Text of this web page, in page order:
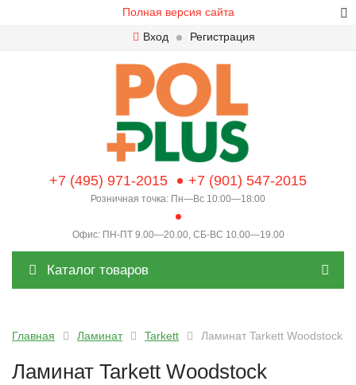
Полная версия сайта
Вход
Регистрация
+7 (495) 971-2015 +7 (901) 547-2015
Розничная точка: Пн—Вс 10:00—18:00
Офис: ПН-ПТ 9.00—20.00, СБ-ВС 10.00—19.00
Каталог товаров
Главная Ламинат Tarkett Ламинат Tarkett Woodstock
Ламинат Tarkett Woodstock